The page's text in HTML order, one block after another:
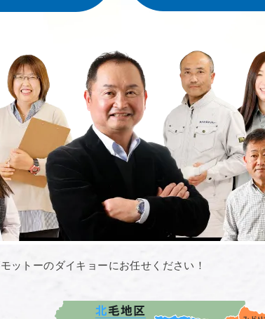
ットーのダイキョーにお任せください！